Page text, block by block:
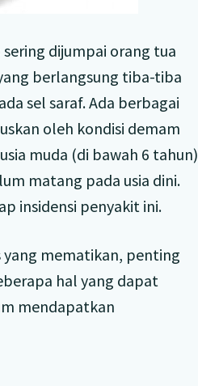
dijumpai orang tua
berlangsung tiba-tiba
sel saraf. Ada berbagai
oleh kondisi demam
muda (di bawah 6 tahun)
matang pada usia dini.
insidensi penyakit ini.
mematikan, penting
hal yang dapat
mendapatkan